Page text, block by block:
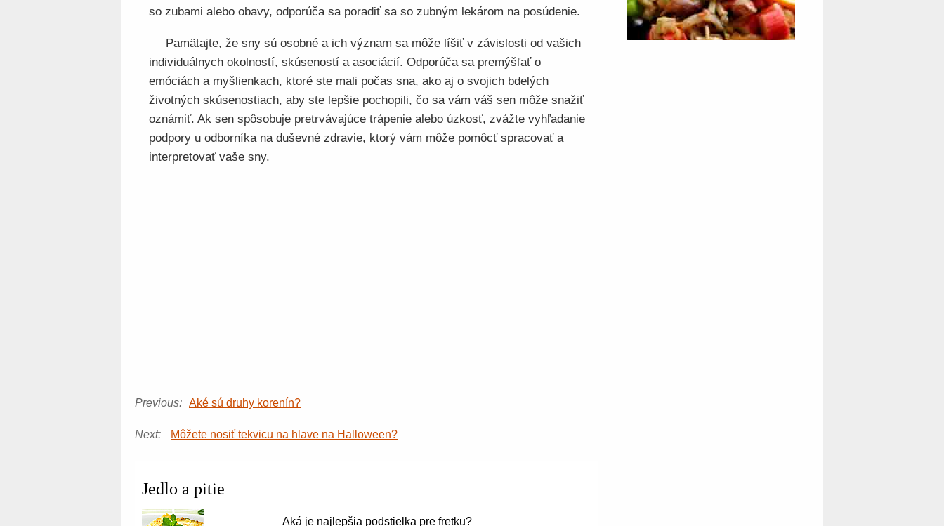
so zubami alebo obavy, odporúča sa poradiť sa so zubným lekárom na posúdenie.
Pamätajte, že sny sú osobné a ich význam sa môže líšiť v závislosti od vašich
individuálnych okolností, skúseností a asociácií. Odporúča sa premýšľať o
emóciách a myšlienkach, ktoré ste mali počas sna, ako aj o svojich bdelých
životných skúsenostiach, aby ste lepšie pochopili, čo sa vám váš sen môže snažiť
oznámiť. Ak sen spôsobuje pretrvávajúce trápenie alebo úzkosť, zvážte vyhľadanie
podpory u odborníka na duševné zdravie, ktorý vám môže pomôcť spracovať a
interpretovať vaše sny.
Previous: Aké sú druhy korenín?
Next: Môžete nosiť tekvicu na hlave na Halloween?
Jedlo a pitie
Aká je najlepšia podstielka pre fretku?